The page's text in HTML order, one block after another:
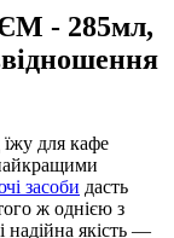
- 285мл,
для кафе
засоби дасть
ж однією з
і надійна якість —